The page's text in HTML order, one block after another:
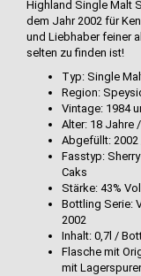
Highland Single Malt
dem Jahr 2002 für
und Liebhaber feiner
selten zu finden ist!
Typ: Single
Region:
Vintage: 1984
Alter: 18 Jahre
Abgefüllt:
Fasstyp:
Caks
Stärke: 43%
Bottling Serie:
2002
Inhalt: 0,7l /
Flasche mit
mit